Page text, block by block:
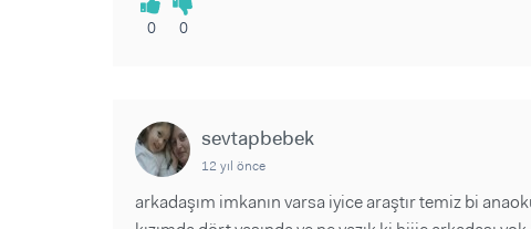
0 0
sevtapbebek
12 yıl önce
arkadaşım imkanın varsa iyice araştır temiz bi